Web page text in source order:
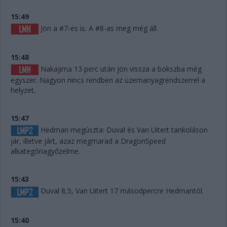
15:49
Jön a #7-es is. A #8-as meg még áll.
15:48
Nakajima 13 perc után jön vissza a bokszba még
egyszer. Nagyon nincs rendben az üzemanyagrendszerrel a
helyzet.
15:47
Hedman megúszta: Duval és Van Uitert tankoláson
jár, illetve járt, azaz megmarad a DragonSpeed
alkategóriagyőzelme.
15:43
Duval 8,5, Van Uitert 17 másodpercre Hedmantól.
15:40